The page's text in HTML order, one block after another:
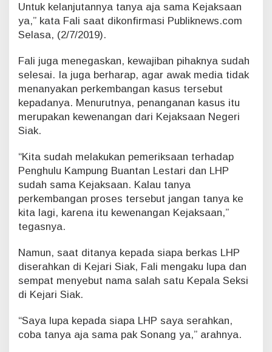
r
u
p
i
D
a
n
a
D
S
u
d
a
e
a
k
n
k
Untuk kelanjutannya tanya aja sama Kejaksaan
ya,” kata Fali saat dikonfirmasi Publiknews.com
Selasa, (2/7/2019).
Fali juga menegaskan, kewajiban pihaknya sudah
selesai. Ia juga berharap, agar awak media tidak
menanyakan perkembangan kasus tersebut
kepadanya. Menurutnya, penanganan kasus itu
merupakan kewenangan dari Kejaksaan Negeri
Siak.
“Kita sudah melakukan pemeriksaan terhadap
Penghulu Kampung Buantan Lestari dan LHP
sudah sama Kejaksaan. Kalau tanya
perkembangan proses tersebut jangan tanya ke
kita lagi, karena itu kewenangan Kejaksaan,”
tegasnya.
Namun, saat ditanya kepada siapa berkas LHP
diserahkan di Kejari Siak, Fali mengaku lupa dan
sempat menyebut nama salah satu Kepala Seksi
di Kejari Siak.
“Saya lupa kepada siapa LHP saya serahkan,
coba tanya aja sama pak Sonang ya,” arahnya.